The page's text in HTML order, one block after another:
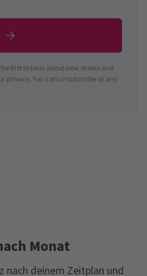
first to hear about new shows and
privacy. You can unsubscribe at any
Monat
nach deinem Zeitplan und